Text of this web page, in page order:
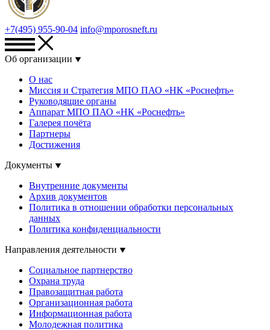
+7(495) 955-90-04 info@mporosneft.ru
Об организации
О нас
Миссия и Стратегия МПО ПАО «НК «Роснефть»
Руководящие органы
Аппарат МПО ПАО «НК «Роснефть»
Галерея почёта
Партнеры
Достижения
Документы
Внутренние документы
Архив документов
Политика в отношении обработки персональных
данных
Политика конфиденциальности
Направления деятельности
Социальное партнерство
Охрана труда
Правозащитная работа
Организационная работа
Информационная работа
Молодежная политика